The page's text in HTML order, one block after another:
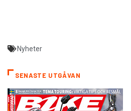
Nyheter
SENASTE UTGÅVAN